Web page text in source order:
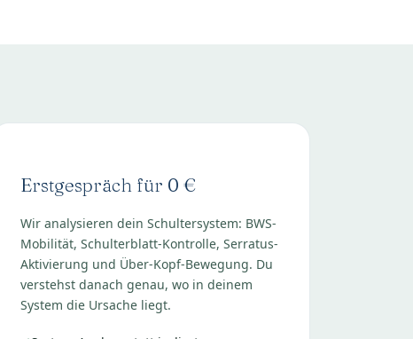
Erstgespräch für 0 €
Wir analysieren dein Schultersystem: BWS-
Mobilität, Schulterblatt-Kontrolle, Serratus-
Aktivierung und Über-Kopf-Bewegung. Du
verstehst danach genau, wo in deinem
System die Ursache liegt.